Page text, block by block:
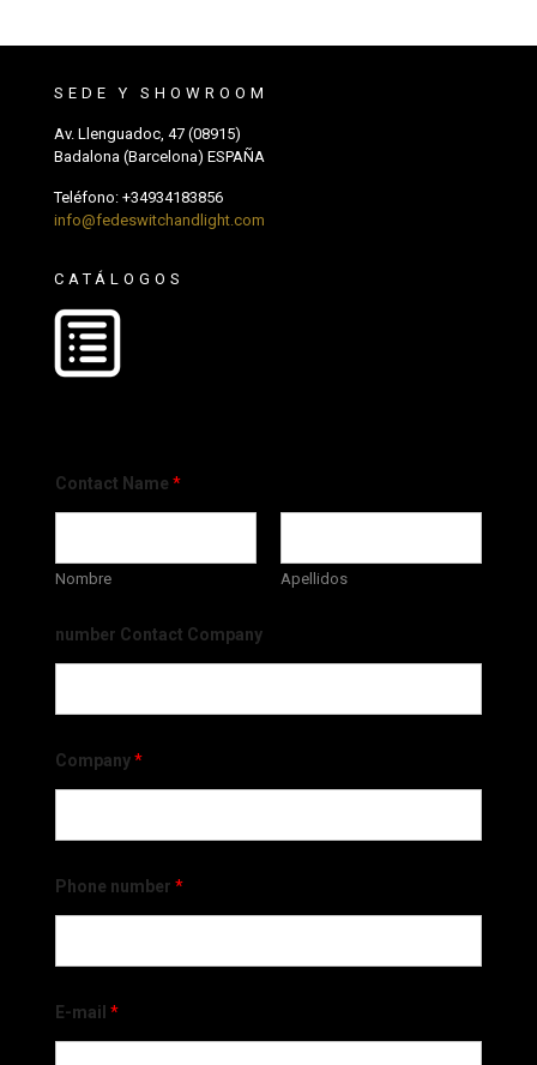
SEDE Y SHOWROOM
Av. Llenguadoc, 47 (08915)
Badalona (Barcelona) ESPAÑA
Teléfono: +34934183856
info@fedeswitchandlight.com
CATÁLOGOS
Contact Name *
Nombre Apellidos
number Contact Company
Company*
Phone number *
E-mail *